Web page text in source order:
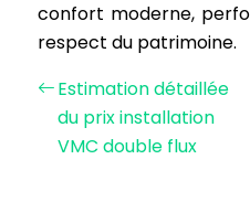
confort moderne,
respect du patrimoine.
Estimation détaillée
du prix installation
VMC double flux